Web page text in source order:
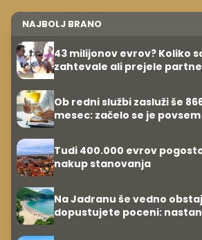
NAJBOLJ BRANO
43 milijonov evrov? Koliko
zahtevale ali prejele
Ob redni službi zasluži še
mesec: začelo se je
Tudi 400.000 evrov
nakup stanovanja
Na Jadranu še vedno
dopustujete poceni: